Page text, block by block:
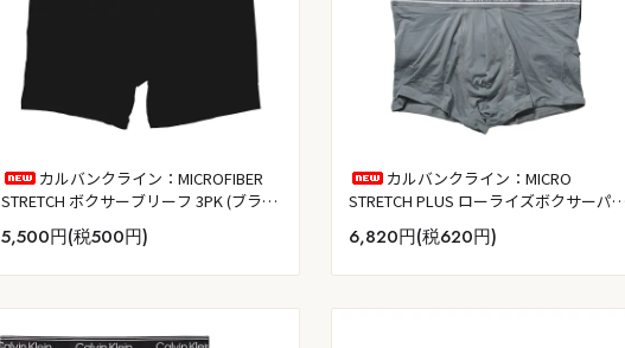
カルバンクライン：MICROFIBER
STRETCH ボクサーブリーフ 3PK (ブラッ
5,500円(税500円)
カルバンクライン：MICRO
STRETCH PLUS ローライズボクサーパン
ツ 4PK (ブラック／タービュランス／CK
ブラック／ウルフグレー)
6,820円(税620円)